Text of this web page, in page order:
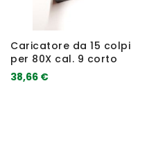
Caricatore da 15 colpi
per 80X cal. 9 corto
38,66 €